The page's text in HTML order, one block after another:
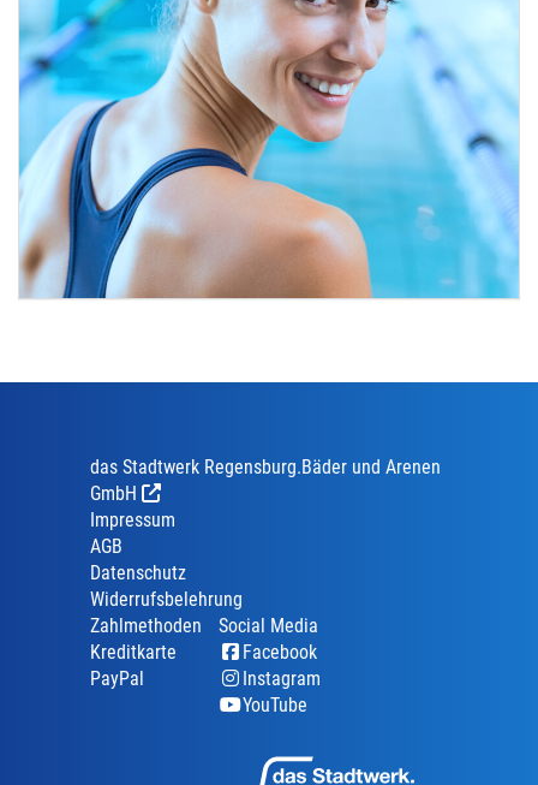
das Stadtwerk Regensburg.Bäder und Arenen
GmbH
Impressum
AGB
Datenschutz
Widerrufsbelehrung
Zahlmethoden
Kreditkarte
PayPal
Social Media
Facebook
Instagram
YouTube